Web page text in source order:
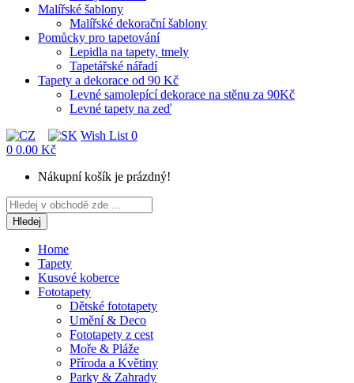
Malířské šablony
Malířské dekorační šablony
Pomůcky pro tapetování
Lepidla na tapety, tmely
Tapetářské nářadí
Tapety a dekorace od 90 Kč
Levné samolepící dekorace na stěnu za 90Kč
Levné tapety na zeď
Wish List 0
0 0.00 Kč
Nákupní košík je prázdný!
Hledej
Home
Tapety
Kusové koberce
Fototapety
Dětské fototapety
Umění & Deco
Fototapety z cest
Moře & Pláže
Příroda a Květiny
Parky & Zahrady